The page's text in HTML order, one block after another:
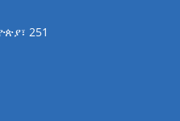
251